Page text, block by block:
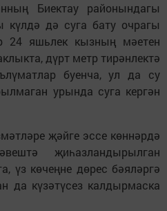
Биектау районындагы
дә суга бату очрагы
24 яшьлек кызның мәетен
дүрт метр тирәнлектә
буенча, ул да су
урында суга кергән
җәйге эссе көннәрдә
җиһазландырылган
үз көчеңне дөрес бәяләргә
да күзәтүсез калдырмаска